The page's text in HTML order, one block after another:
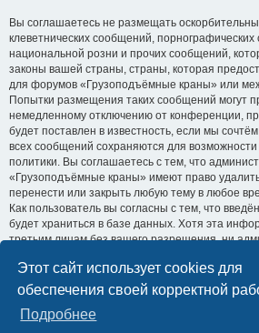
Этот сайт использует cookies для
обеспечения своей корректной
Подробнее
Вы соглашаетесь не размещать
клеветнических сообщений,
национальной розни и прочих сообщений,
законы вашей страны, страны, которая
для форумов «Грузоподъёмные краны» или
Попытки размещения таких сообщений могут
немедленному отключению от конференции,
будет поставлен в известность, если мы
всех сообщений сохраняются для
политики. Вы соглашаетесь с тем, что
«Грузоподъёмные краны» имеют право
перенести или закрыть любую тему в любое
Как пользователь вы согласны с тем, что
будет храниться в базе данных. Хотя эта
третьим лицам без вашего разрешения, ни
«Грузоподъёмные краны», ни phpBB Limited
за действия хакеров, которые могут привести
доступу к ней.